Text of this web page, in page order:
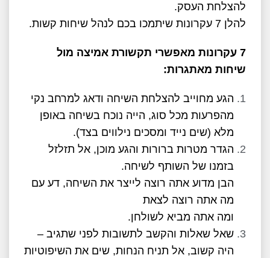
להצלחת העסק.
להלן 7 עקרונות שיתמכו בכם לנהל שיחות קשות.
7 עקרונות מאפשרי תקשורת אמיצה מול
שיחות מאתגרות:
הגע מחוייב להצלחת השיחה ודאג למרחב נקי
מהפרעות מכל סוג, הייה נוכח בשיחה באופן
מלא (שים נייד ומסכים נילווים בצד).
הגדר מטרות ברורות והגע מוכן, אל תזלזל
בזמנו של השותף לשיחה.
הבן מדוע אתה רוצה לייצר את השיחה, דע עם
מה אתה רוצה לצאת
ומה אתה מביא לשולחן.
שאל שאלות והקשב לתשובות לפני שתגיב –
היה קשוב, אל תניח הנחות, שים את השיפוטיות